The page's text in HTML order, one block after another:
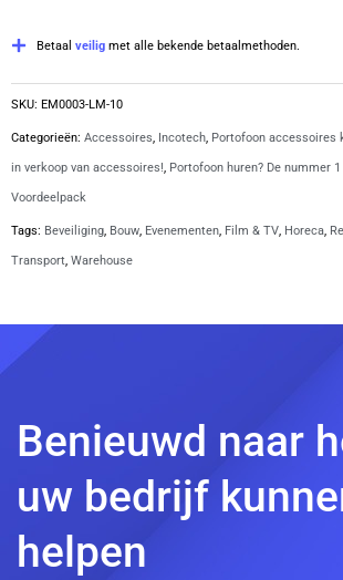
LMBetaal veilig met alle bekende betaalmethoden.
SKU: EM0003-LM-10
Categorieën: Accessoires, Incotech, Portofoon accessoires
in verkoop van accessoires!, Portofoon huren? De nummer
Voordeelpack
Tags: Beveiliging, Bouw, Evenementen, Film & TV, Horeca,
Transport, Warehouse
Benieuwd naar
uw bedrijf
helpen